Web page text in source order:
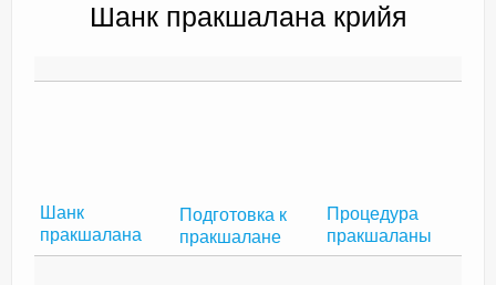
Шанк пракшалана крийя
Шанк
пракшалана
Подготовка к
пракшалане
Процедура
пракшаланы